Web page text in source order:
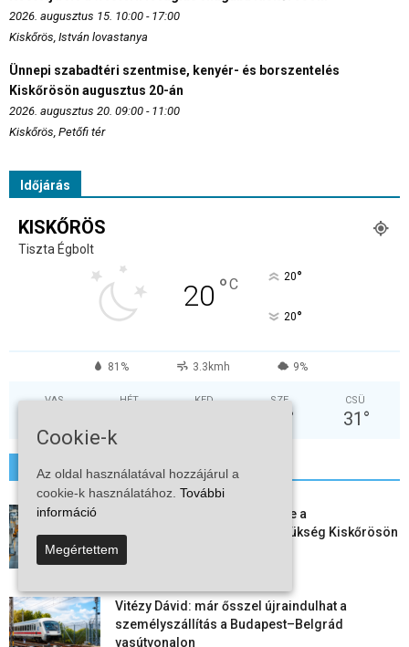
2026. augusztus 15. 10:00 - 17:00
Kiskőrös, István lovastanya
Ünnepi szabadtéri szentmise, kenyér- és borszentelés
Kiskőrösön augusztus 20-án
2026. augusztus 20. 09:00 - 11:00
Kiskőrös, Petőfi tér
Időjárás
KISKŐRÖS
Tiszta Égbolt
20 °C 20°
20°
81% 3.3kmh 9%
VAS HÉT KED SZE
°
CSÜ
31 °
További hírek
Aktuális állásajánlatok: ezekre a
munkavállalókra van most szükség Kiskőrösön
és a...
2026-08-07
Vitézy Dávid: már ősszel újraindulhat a
személyszállítás a Budapest–Belgrád
vasútvonalon
Cookie-k
Az oldal használatával hozzájárul a
cookie-k használatához. További
információ
Megértettem